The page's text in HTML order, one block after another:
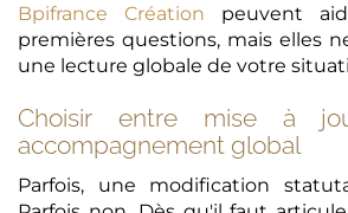
Bpifrance Création peuvent
premières questions, mais elles
une lecture globale de votre
Choisir entre mise à
accompagnement global
Parfois, une modification